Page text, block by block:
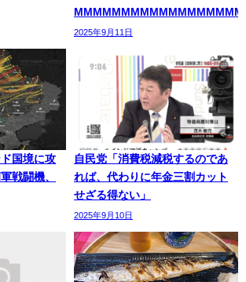
2025年9月11日
国境に攻
戦闘機、
自民党「消費税減税するのであ
れば、代わりに年金三割カット
せざる得ない」
2025年9月10日